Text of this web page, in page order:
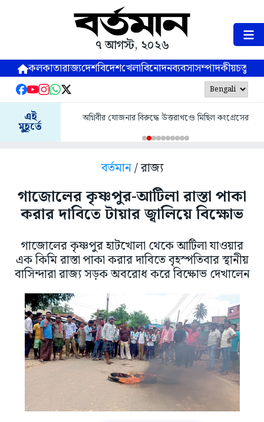
৭ আগস্ট, ২০২৬
কলকাতারাজ্যদেশবিদেশখেলাবিনোদনব্যবসাসম্পাদকীয়
এই
মুহূর্তে
অগ্নিবীর যোজনার বিরুদ্ধে উত্তরাখণ্ডে মিছিল কংগ্রেসের
বর্তমান/ রাজ্য
গাজোলের কৃষ্ণপুর-আটিলা রাস্তা পাকা
করার দাবিতে টায়ার জ্বালিয়ে বিক্ষোভ
গাজোলের কৃষ্ণপুর হাটখোলা থেকে আটিলা যাওয়ার
এক কিমি রাস্তা পাকা করার দাবিতে বৃহস্পতিবার স্থানীয়
বাসিন্দারা রাজ্য সড়ক অবরোধ করে বিক্ষোভ দেখালেন